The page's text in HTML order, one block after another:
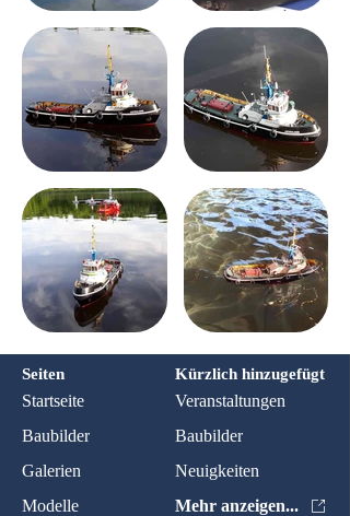
Seiten Kürzlich hinzugefügt
Startseite
Veranstaltungen
Baubilder
Baubilder
Galerien
Neuigkeiten
Modelle
Mehr anzeigen...